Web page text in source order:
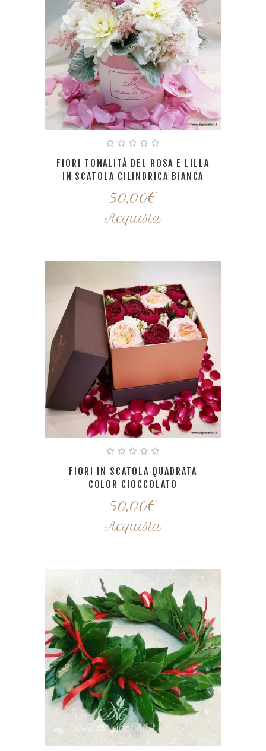
FIORI TONALITÀ DEL ROSA E LILLA
IN SCATOLA CILINDRICA BIANCA
50,00€
Acquista
FIORI IN SCATOLA QUADRATA
COLOR CIOCCOLATO
50,00€
Acquista